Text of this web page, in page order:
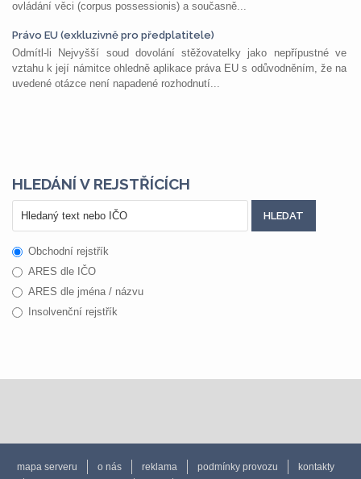
ovládání věci (corpus possessionis) a současně...
Právo EU (exkluzivně pro předplatitele)
Odmítl-li Nejvyšší soud dovolání stěžovatelky jako nepřípustné ve
vztahu k její námitce ohledně aplikace práva EU s odůvodněním, že na
uvedené otázce není napadené rozhodnutí...
HLEDÁNÍ V REJSTŘÍCÍCH
Obchodní rejstřík
ARES dle IČO
ARES dle jména / názvu
Insolvenční rejstřík
mapa serveru o nás reklama podmínky provozu kontakty